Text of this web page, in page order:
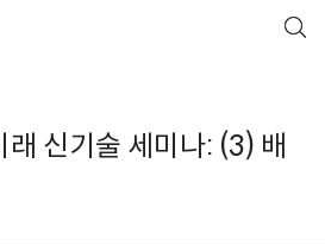
래 신기술 세미나: (3) 배